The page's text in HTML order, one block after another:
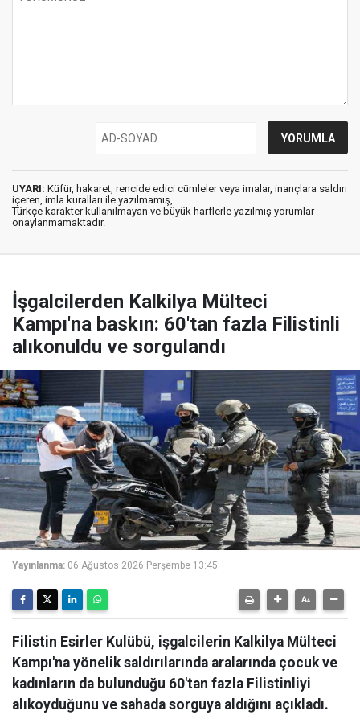
UYARI: Küfür, hakaret, rencide edici cümleler veya imalar, inançlara saldırı
içeren, imla kuralları ile yazılmamış,
Türkçe karakter kullanılmayan ve büyük harflerle yazılmış yorumlar
onaylanmamaktadır.
İşgalcilerden Kalkilya Mülteci
Kampı'na baskın: 60'tan fazla Filistinli
alıkonuldu ve sorgulandı
Yayınlanma: 06 Ağustos 2026 Perşembe 13:45
Filistin Esirler Kulübü, işgalcilerin Kalkilya Mülteci
Kampı'na yönelik saldırılarında aralarında çocuk ve
kadınların da bulunduğu 60'tan fazla Filistinliyi
alıkoyduğunu ve sahada sorguya aldığını açıkladı.